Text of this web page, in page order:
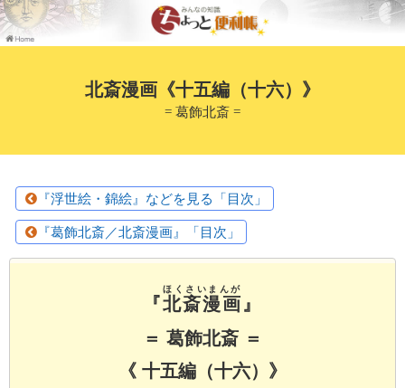
北斎漫画《十五編（十六）》
= 葛飾北斎 =
『浮世絵・錦絵』などを見る「目次」
『葛飾北斎／北斎漫画』「目次」
『北斎漫画
ほくさいまんが
』
＝ 葛飾北斎 ＝
《 十五編（十六）》